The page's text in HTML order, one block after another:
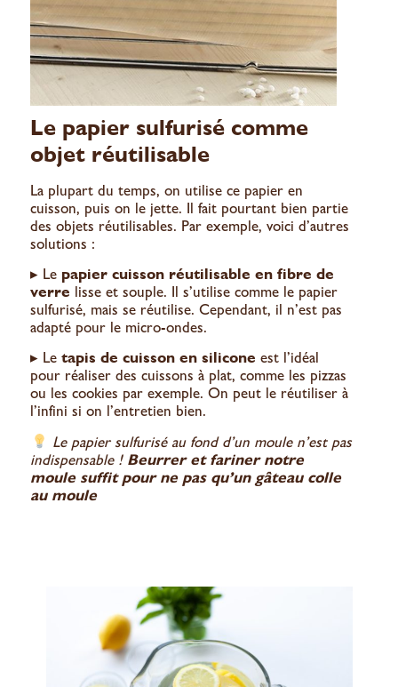
Le papier sulfurisé comme
objet réutilisable
La plupart du temps, on utilise ce papier en
cuisson, puis on le jette. Il fait pourtant bien partie
des objets réutilisables. Par exemple, voici d’autres
solutions :
▸ Le papier cuisson réutilisable en fibre de
verre lisse et souple. Il s’utilise comme le papier
sulfurisé, mais se réutilise. Cependant, il n’est pas
adapté pour le micro-ondes.
▸ Letapis de cuisson en silicone est l’idéal
pour réaliser des cuissons à plat, comme les pizzas
ou les cookies par exemple. On peut le réutiliser à
l’infini si on l’entretien bien.
Le papier sulfurisé au fond d’un moule n’est pas
indispensable ! Beurrer et fariner notre
moule suffit pour ne pas qu’un gâteau colle
au moule